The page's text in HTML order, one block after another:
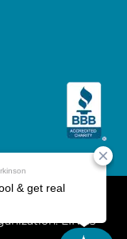
EIN: 13-